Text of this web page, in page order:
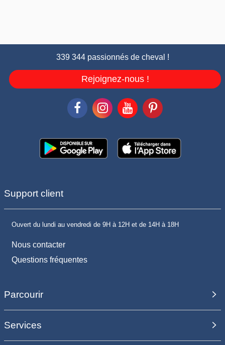
339 344 passionnés de cheval !
Rejoignez-nous !
Support client
Ouvert du lundi au vendredi de 9H à 12H et de 14H à 18H
Nous contacter
Questions fréquentes
Parcourir
Services